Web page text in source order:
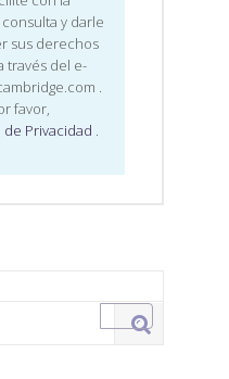
y darle
sus derechos
través del e-
.
favor,
de Privacidad .